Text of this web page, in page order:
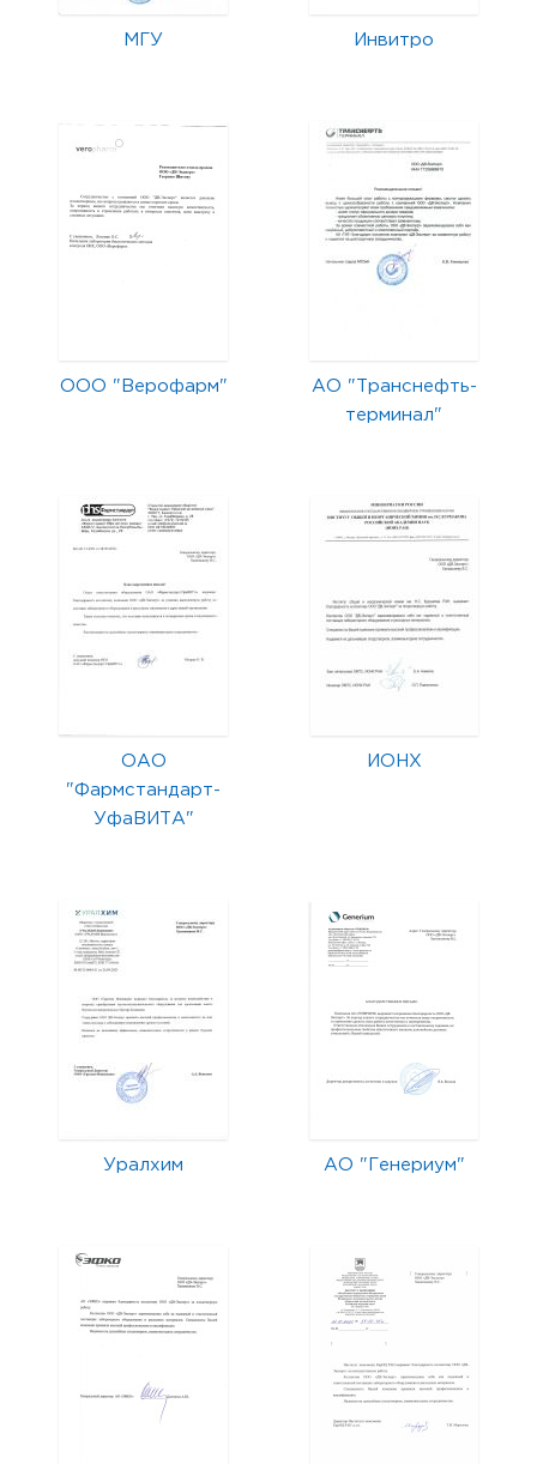
МГУ Инвитро
ООО "Верофарм"
АО "Транснефть-
терминал"
ОАО
"Фармстандарт-
УфаВИТА"
ИОНХ
Уралхим АО "Генериум"